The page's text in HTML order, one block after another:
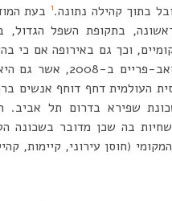
בתוך קהילה נתונה.1בעת
וכך גם באירופה אם כי
הבנקים המרכזיים). השנייה,
העולמית דחף דוחף אנשים
שפירא בדרום תל אביב.
בה שכן מדובר בשכונה
(חוסן עירוני, קיימות,